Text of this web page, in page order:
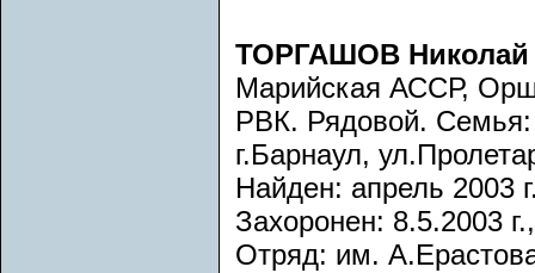
ТОРГАШОВ Николай
Марийская АССР,
РВК. Рядовой.
г.Барнаул,
Найден: апрель 2003
Захоронен: 8.5.2003
Отряд: им.